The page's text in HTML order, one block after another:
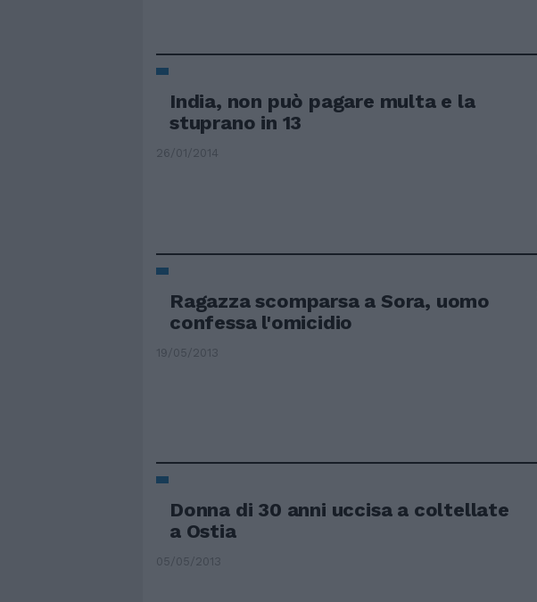
India, non può pagare multa e la
stuprano in 13
26/01/2014
Ragazza scomparsa a Sora, uomo
confessa l'omicidio
19/05/2013
Donna di 30 anni uccisa a coltellate
a Ostia
05/05/2013